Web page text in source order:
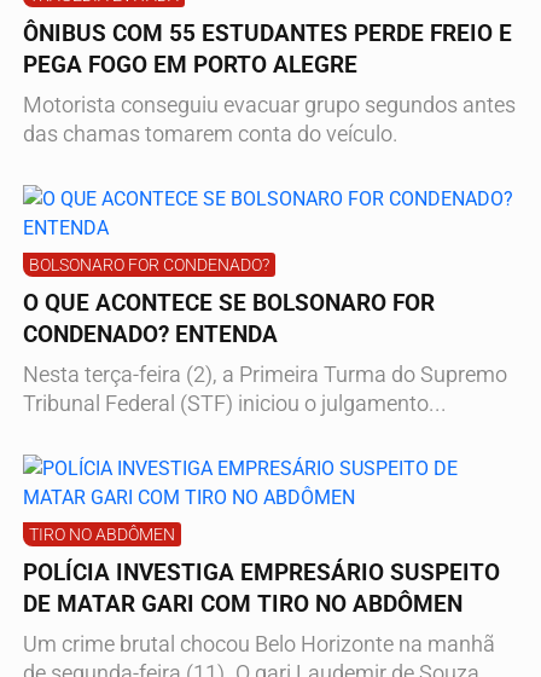
ÔNIBUS COM 55 ESTUDANTES PERDE FREIO E
PEGA FOGO EM PORTO ALEGRE
Motorista conseguiu evacuar grupo segundos antes
das chamas tomarem conta do veículo.
BOLSONARO FOR CONDENADO?
O QUE ACONTECE SE BOLSONARO FOR
CONDENADO? ENTENDA
Nesta terça-feira (2), a Primeira Turma do Supremo
Tribunal Federal (STF) iniciou o julgamento...
TIRO NO ABDÔMEN
POLÍCIA INVESTIGA EMPRESÁRIO SUSPEITO
DE MATAR GARI COM TIRO NO ABDÔMEN
Um crime brutal chocou Belo Horizonte na manhã